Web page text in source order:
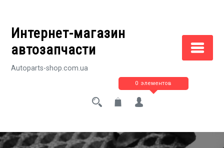
содержимому
Интернет-магазин
автозапчасти
Autoparts-shop.com.ua
0 элементов